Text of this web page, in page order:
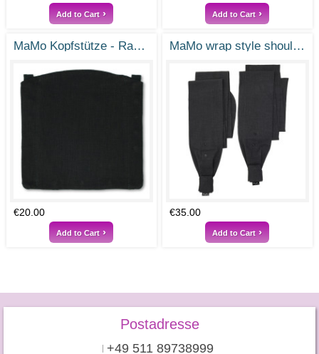
Add to Cart Add to Cart
MaMo Kopfstütze - Ramie Tiefschwarz
€20.00
Add to Cart
MaMo wrap style shoulder straps - Ramie deep black
€35.00
Add to Cart
Postadresse
+49 511 89738999